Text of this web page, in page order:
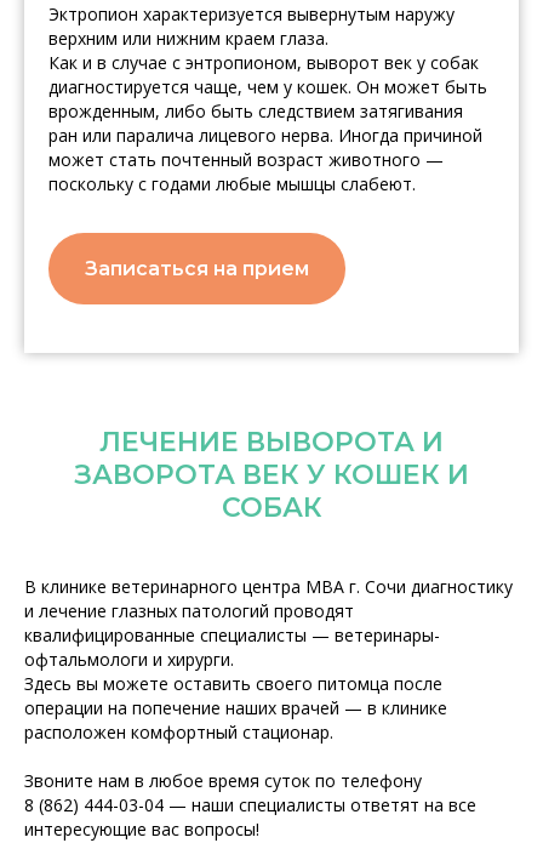
Эктропион характеризуется вывернутым наружу
верхним или нижним краем глаза.
Как и в случае с энтропионом, выворот век у собак
диагностируется чаще, чем у кошек. Он может быть
врожденным, либо быть следствием затягивания
ран или паралича лицевого нерва. Иногда причиной
может стать почтенный возраст животного —
поскольку с годами любые мышцы слабеют.
Записаться на прием
ЛЕЧЕНИЕ ВЫВОРОТА И
ЗАВОРОТА ВЕК У КОШЕК И
СОБАК
В клинике ветеринарного центра МВА г. Сочи диагностику
и лечение глазных патологий проводят
квалифицированные специалисты — ветеринары-
офтальмологи и хирурги.
Здесь вы можете оставить своего питомца после
операции на попечение наших врачей — в клинике
расположен комфортный стационар.
Звоните нам в любое время суток по телефону
8 (862) 444-03-04 — наши специалисты ответят на все
интересующие вас вопросы!